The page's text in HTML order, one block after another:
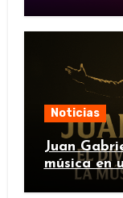
Noticias
Juan
música en